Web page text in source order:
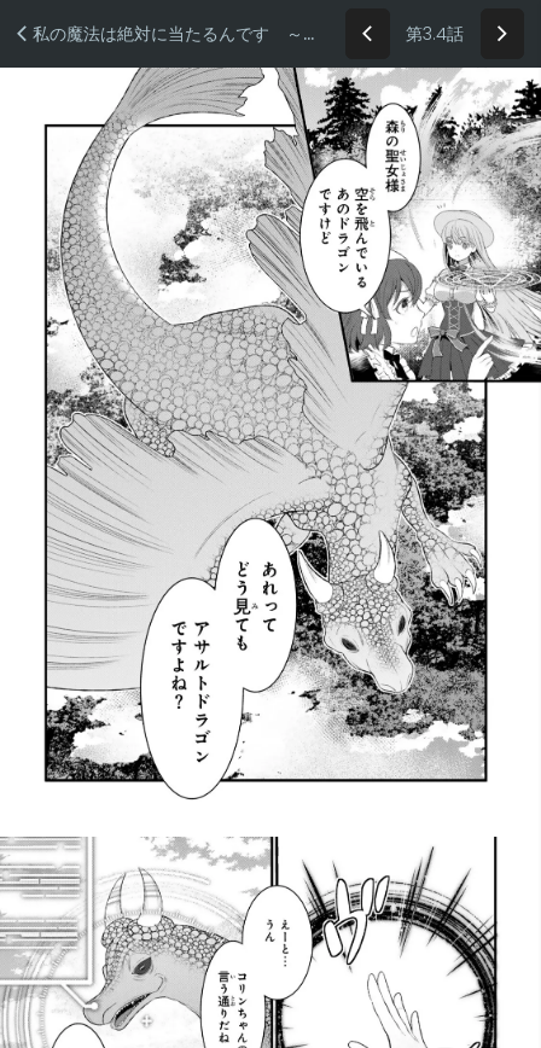
私の魔法は絶対に当たるんです ～スローライフを守るために魔法を撃ち続けていたら、いつの間にか森の聖女になっていました～ 第3.4話